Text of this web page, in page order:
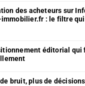
des acheteurs sur
: le filtre qui
éditorial qui
bruit, plus de décisions